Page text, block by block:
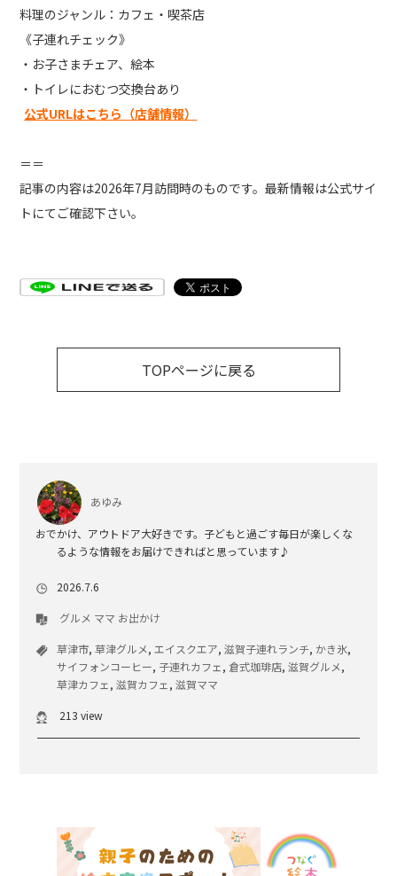
料理のジャンル：カフェ・喫茶店
《子連れチェック》
・お子さまチェア、絵本
・トイレにおむつ交換台あり
公式URLはこちら（店舗情報）
＝＝
記事の内容は2026年7月訪問時のものです。最新情報は公式サイ
トにてご確認下さい。
TOPページに戻る
あゆみ
おでかけ、アウトドア大好きです。子どもと過ごす毎日が楽しくな
るような情報をお届けできればと思っています♪
2026.7.6
グルメ ママ お出かけ
草津市,草津グルメ,エイスクエア,滋賀子連れランチ, かき氷,
サイフォンコーヒー, 子連れカフェ , 倉式珈琲店,滋賀グルメ,
草津カフェ ,滋賀カフェ ,滋賀ママ
213 view